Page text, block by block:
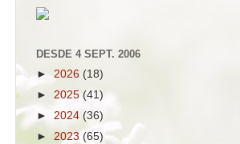
DESDE 4 SEPT. 2006
► 2026 (18)
► 2025 (41)
► 2024 (36)
► 2023 (65)